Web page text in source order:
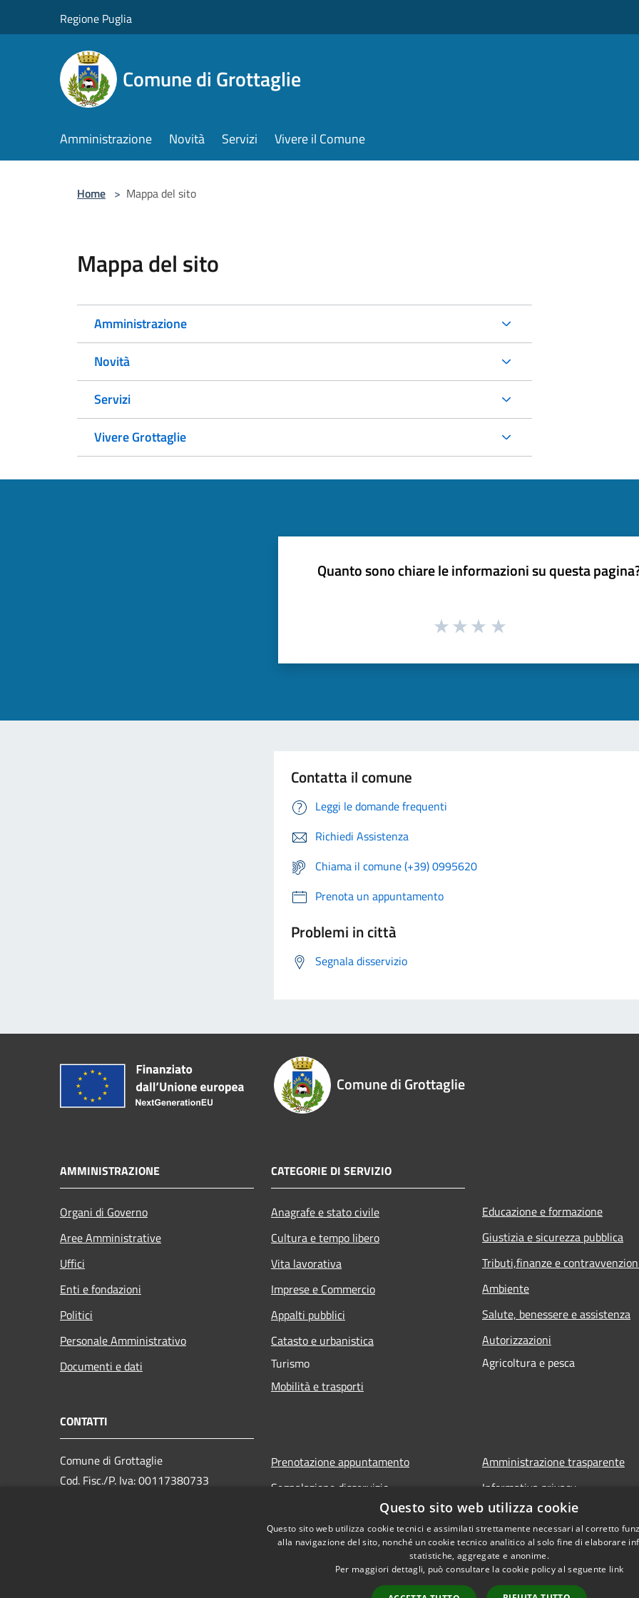
Regione Puglia
Comune di Grottaglie
Amministrazione Novità Servizi Vivere il Comune
Home > Mappa del sito
Mappa del sito
Amministrazione
Novità
Servizi
Vivere Grottaglie
Quanto sono chiare le informazioni su questa
Contatta il comune
Leggi le domande frequenti
Richiedi Assistenza
Chiama il comune (+39) 0995620
Prenota un appuntamento
Problemi in città
Segnala disservizio
Comune di Grottaglie
AMMINISTRAZIONE
Organi di Governo
Aree Amministrative
Uffici
Enti e fondazioni
Politici
Personale Amministrativo
Documenti e dati
CATEGORIE DI SERVIZIO
Anagrafe e stato civile
Cultura e tempo libero
Vita lavorativa
Imprese e Commercio
Appalti pubblici
Catasto e urbanistica
Turismo
Mobilità e trasporti
Educazione e formazione
Giustizia e sicurezza pubblica
Tributi,finanze e
Ambiente
Salute, benessere e assistenza
Autorizzazioni
Agricoltura e pesca
CONTATTI
Comune di Grottaglie
Cod. Fisc./P. Iva: 00117380733
Prenotazione appuntamento
Segnalazione disservizio
Richiesta assistenza
Amministrazione trasparente
Informativa privacy
Note legali
Dichiarazione di accessibilità
Questo sito web utilizza cookie
Questo sito web utilizza cookie tecnici e assimilati strettamente necessari al corretto
alla navigazione del sito, nonché un cookie tecnico analitico al solo fine di elaborare
statistiche, aggregate e anonime.
Per maggiori dettagli, può consultare la cookie policy al seguente link